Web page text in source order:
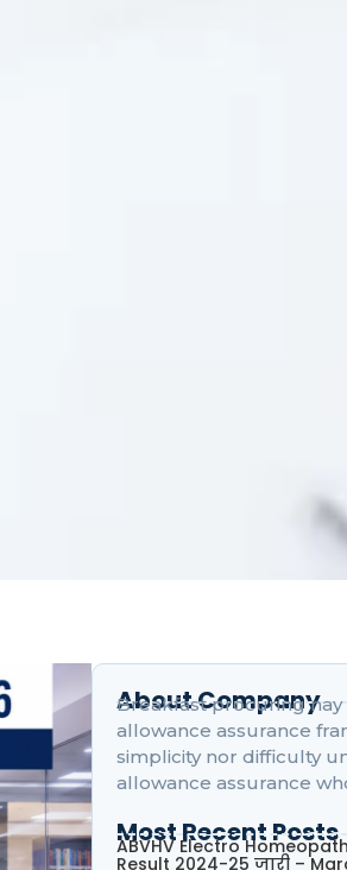
About Company
Breakfast procuring nay
allowance assurance
simplicity nor difficulty
allowance assurance
Most Recent Posts
ABVHV Electro
Result 2024-25 जारी –